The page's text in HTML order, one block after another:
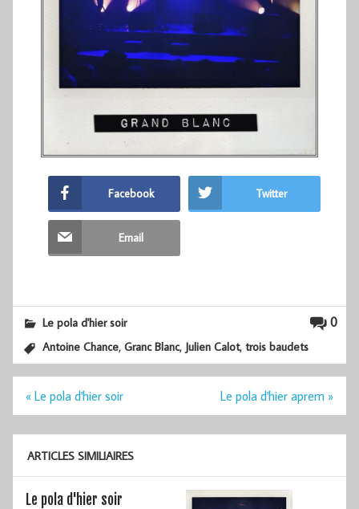
Facebook Twitter
Email
0
Le pola d'hier soir
Antoine Chance,Granc Blanc, Julien Calot,trois baudets
Navigation
« Le pola d'hier soir Le pola d'hier aprem »
ARTICLES SIMILIAIRES
Le pola d'hier soir